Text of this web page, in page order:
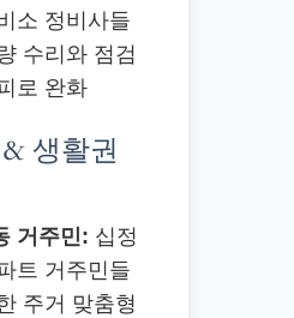
소 정비사들
수리와 점검
로 완화
생활권
거주민: 십정
트 거주민들
주거 맞춤형